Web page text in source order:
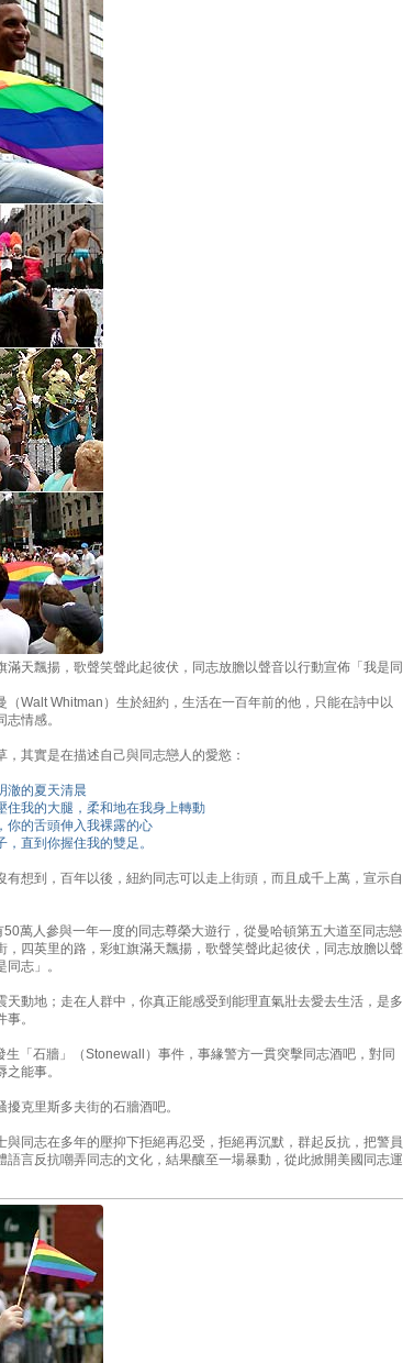
滿天飄揚，歌聲笑聲此起彼伏，同志放膽以聲音以行動宣佈「我是同
（Walt Whitman）生於紐約，生活在一百年前的他，只能在詩中以
情感。
，其實是在描述自己與同志戀人的愛慾：
澈的夏天清晨
住我的大腿，柔和地在我身上轉動
你的舌頭伸入我裸露的心
直到你握住我的雙足。
有想到，百年以後，紐約同志可以走上街頭，而且成千上萬，宣示自
萬人參與一年一度的同志尊榮大遊行，從曼哈頓第五大道至同志戀
，四英里的路，彩虹旗滿天飄揚，歌聲笑聲此起彼伏，同志放膽以聲
志」。
天動地；走在人群中，你真正能感受到能理直氣壯去愛去生活，是多
。
生「石牆」（Stonewall）事件，事緣警方一貫突擊同志酒吧，對同
能事。
克里斯多夫街的石牆酒吧。
與同志在多年的壓抑下拒絕再忍受，拒絕再沉默，群起反抗，把警員
語言反抗嘲弄同志的文化，結果釀至一場暴動，從此掀開美國同志運